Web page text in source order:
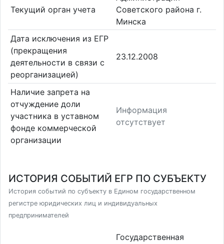
Текущий орган учета
Советского района г.
Минска
Дата исключения из ЕГР
(прекращения
деятельности в связи с
реорганизацией)
23.12.2008
Наличие запрета на
отчуждение доли
участника в уставном
фонде коммерческой
организации
Информация
отсутствует
ИСТОРИЯ СОБЫТИЙ ЕГР ПО СУБЪЕКТУ
История событий по субъекту в Едином государственном
регистре юридических лиц и индивидуальных
предпринимателей
Государственная